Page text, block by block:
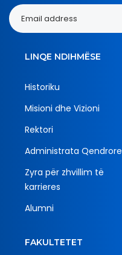
LINQE NDIHMËSE
Historiku
Misioni dhe Vizioni
Rektori
Administrata Qendrore
Zyra për zhvillim të
karrieres
Alumni
FAKULTETET